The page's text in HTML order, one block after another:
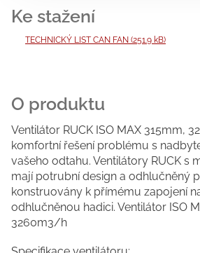
TECHNICKÝ LIST CAN FAN (251.9 kB)
Ventilátor RUCK ISO MAX 315mm,
komfortní řešení problému s
vašeho odtahu. Ventilátory RUCK s
mají potrubní design a odhlučněný
konstruovány k přímému zapojení
odhlučněnou hadici. Ventilátor ISO
3260m3/h